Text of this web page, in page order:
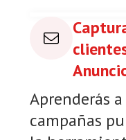
Aprenderás
campañas